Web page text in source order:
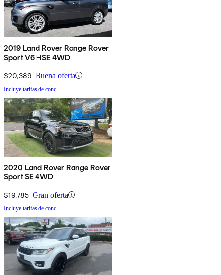
2019 Land Rover Range Rover
Sport V6 HSE 4WD
$20,389 Buena oferta
Incluye tarifas de conc.
2020 Land Rover Range Rover
Sport SE 4WD
$19,785 Gran oferta
Incluye tarifas de conc.